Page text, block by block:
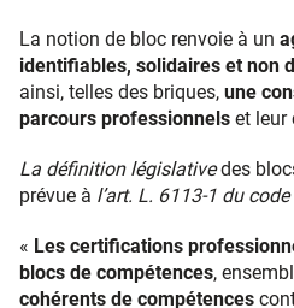
La notion de bloc renvoie à un
identifiables, solidaires et non
ainsi, telles des briques, une
parcours professionnels et leur
La définition législativedes
prévue à l’art. L. 6113-1 du
« Les certifications
blocs de compétences,
cohérents de compétences